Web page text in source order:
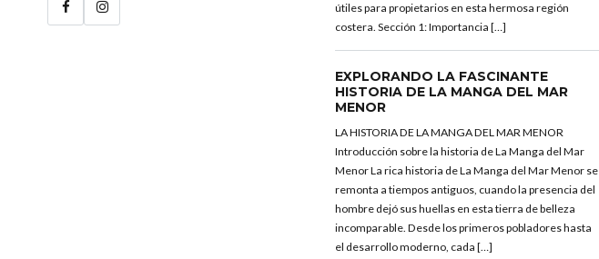
útiles para propietarios en esta hermosa región
costera. Sección 1: Importancia […]
EXPLORANDO LA FASCINANTE
HISTORIA DE LA MANGA DEL MAR
MENOR
LA HISTORIA DE LA MANGA DEL MAR MENOR
Introducción sobre la historia de La Manga del Mar
Menor La rica historia de La Manga del Mar Menor se
remonta a tiempos antiguos, cuando la presencia del
hombre dejó sus huellas en esta tierra de belleza
incomparable. Desde los primeros pobladores hasta
el desarrollo moderno, cada […]